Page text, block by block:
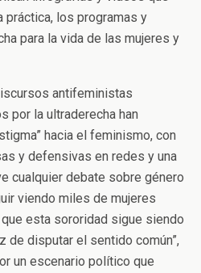
práctica, los programas y
para la vida de las mujeres y
antifeministas
por la ultraderecha han
hacia el feminismo, con
y defensivas en redes y una
cualquier debate sobre género
viendo miles de mujeres
esta sororidad sigue siendo
de disputar el sentido común”,
un escenario político que